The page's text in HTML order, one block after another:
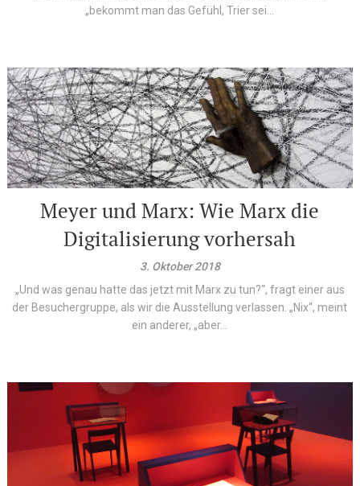
„bekommt man das Gefühl, Trier sei...
Meyer und Marx: Wie Marx die
Digitalisierung vorhersah
3. Oktober 2018
„Und was genau hatte das jetzt mit Marx zu tun?“, fragt einer aus
der Besuchergruppe, als wir die Ausstellung verlassen. „Nix“, meint
ein anderer, „aber...